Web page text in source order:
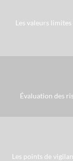
Les valeurs
Évaluation des
Les points de